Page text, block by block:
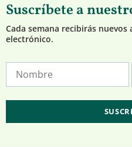
Suscríbete a
Cada semana recibirás
electrónico.